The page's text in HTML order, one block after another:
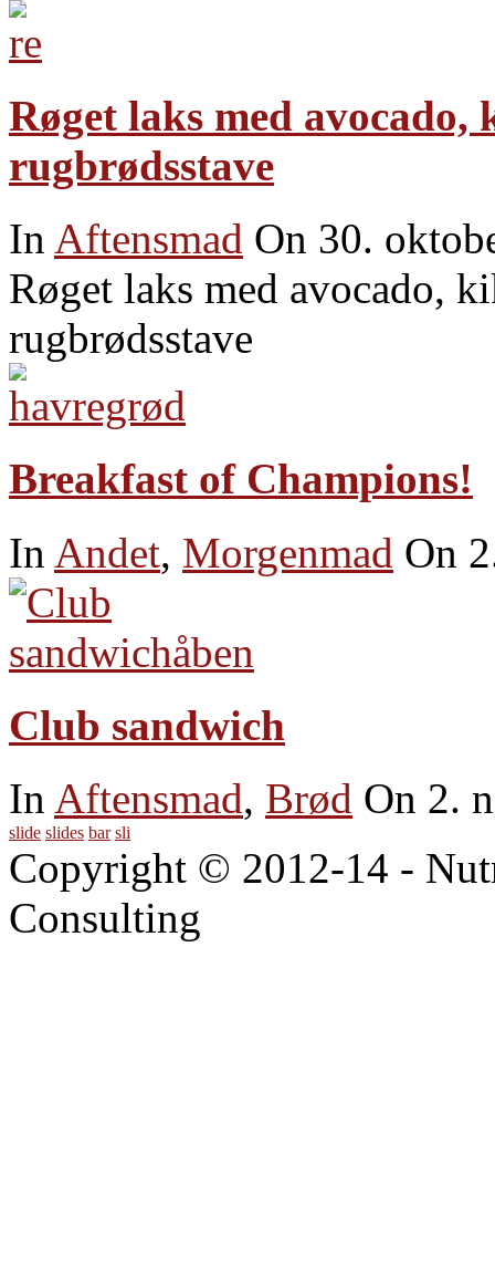
Røget laks med
rugbrødsstave
In Aftensmad On 30.
Røget laks med avocado,
rugbrødsstave
Breakfast of Champions!
In Andet, Morgenmad On
Club sandwich
In Aftensmad, Brød On 2.
slide slides bar sli
Copyright © 2012-14 -
Consulting